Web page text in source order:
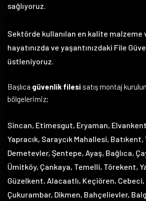
sağlıyoruz.
Sektörde kullanılan en kalite malzeme
hayatınızda ve yaşantınızdaki File
üstleniyoruz.
Başlıca güvenlik filesi satış montaj
bölgelerimiz;
Sincan, Etimesgut, Eryaman,
Yapracık, Saraycık Mahallesi,
Demetevler, Şentepe, Ayaş, Bağlıca,
Ümitköy, Çankaya, Temelli, Törekent,
Güzelkent, Alacaatlı, Keçiören, Cebeci,
Çukurambar, Dikmen, Bahçelievler,